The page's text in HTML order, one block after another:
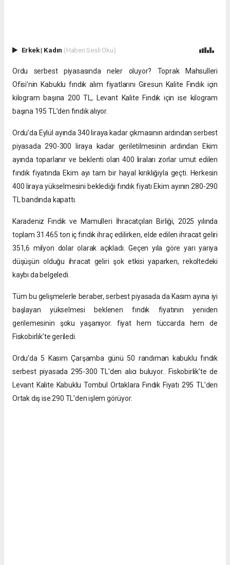
Erkek| Kadın (Haberi Sesli Oku)
Ordu serbest piyasasında neler oluyor? Toprak Mahsulleri
Ofisi’nin Kabuklu fındık alım fiyatlarını Giresun Kalite Fındık için
kilogram başına 200 TL, Levant Kalite Fındık için ise kilogram
başına 195 TL’den fındık alıyor.
Ordu’da Eylül ayında 340 liraya kadar çıkmasının ardından serbest
piyasada 290-300 liraya kadar geriletilmesinin ardından Ekim
ayında toparlanır ve beklenti olan 400 liraları zorlar umut edilen
fındık fiyatında Ekim ayı tam bir hayal kırıklığıyla geçti. Herkesin
400 liraya yükselmesini beklediği fındık fiyatı Ekim ayının 280-290
TL bandında kapattı.
Karadeniz Fındık ve Mamulleri İhracatçıları Birliği, 2025 yılında
toplam 31.465 ton iç fındık ihraç edilirken, elde edilen ihracat geliri
351,6 milyon dolar olarak açıkladı. Geçen yıla göre yarı yarıya
düşüşün olduğu ihracat geliri şok etkisi yaparken, rekoltedeki
kaybı da belgeledi.
Tüm bu gelişmelerle beraber, serbest piyasada da Kasım ayına iyi
başlayan yükselmesi beklenen fındık fiyatının yeniden
gerilemesinin şoku yaşanıyor. fiyat hem tüccarda hem de
Fiskobirlik’te geriledi.
Ordu’da 5 Kasım Çarşamba günü 50 randıman kabuklu fındık
serbest piyasada 295-300 TL'den alıcı buluyor.. Fiskobirlik’te de
Levant Kalite Kabuklu Tombul Ortaklara Fındık Fiyatı 295 TL’den
Ortak dış ise 290 TL’den işlem görüyor.